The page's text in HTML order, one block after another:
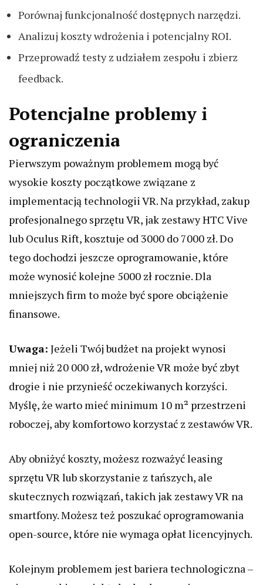
Porównaj funkcjonalność dostępnych narzędzi.
Analizuj koszty wdrożenia i potencjalny ROI.
Przeprowadź testy z udziałem zespołu i zbierz
feedback.
Potencjalne problemy i
ograniczenia
Pierwszym poważnym problemem mogą być
wysokie koszty początkowe związane z
implementacją technologii VR. Na przykład, zakup
profesjonalnego sprzętu VR, jak zestawy HTC Vive
lub Oculus Rift, kosztuje od 3000 do 7000 zł. Do
tego dochodzi jeszcze oprogramowanie, które
może wynosić kolejne 5000 zł rocznie. Dla
mniejszych firm to może być spore obciążenie
finansowe.
Uwaga: Jeżeli Twój budżet na projekt wynosi
mniej niż 20 000 zł, wdrożenie VR może być zbyt
drogie i nie przynieść oczekiwanych korzyści.
Myślę, że warto mieć minimum 10 m² przestrzeni
roboczej, aby komfortowo korzystać z zestawów VR.
Aby obniżyć koszty, możesz rozważyć leasing
sprzętu VR lub skorzystanie z tańszych, ale
skutecznych rozwiązań, takich jak zestawy VR na
smartfony. Możesz też poszukać oprogramowania
open-source, które nie wymaga opłat licencyjnych.
Kolejnym problemem jest bariera technologiczna –